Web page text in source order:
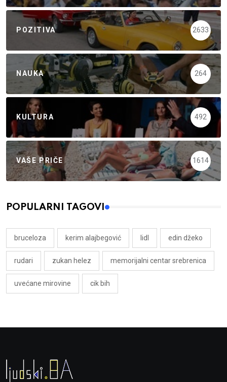
POZITIVA 2633
NAUKA 264
KULTURA 492
VAŠE PRIČE 1614
POPULARNI TAGOVI
bruceloza kerim alajbegović lidl edin džeko
rudari zukan helez memorijalni centar srebrenica
uvećane mirovine cik bih